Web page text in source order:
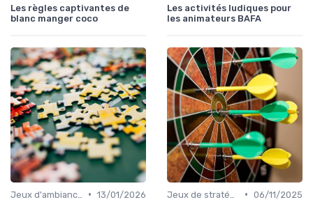
Les règles captivantes de
blanc manger coco
Les activités ludiques pour
les animateurs BAFA
• 13/01/2026
• 06/11/2025